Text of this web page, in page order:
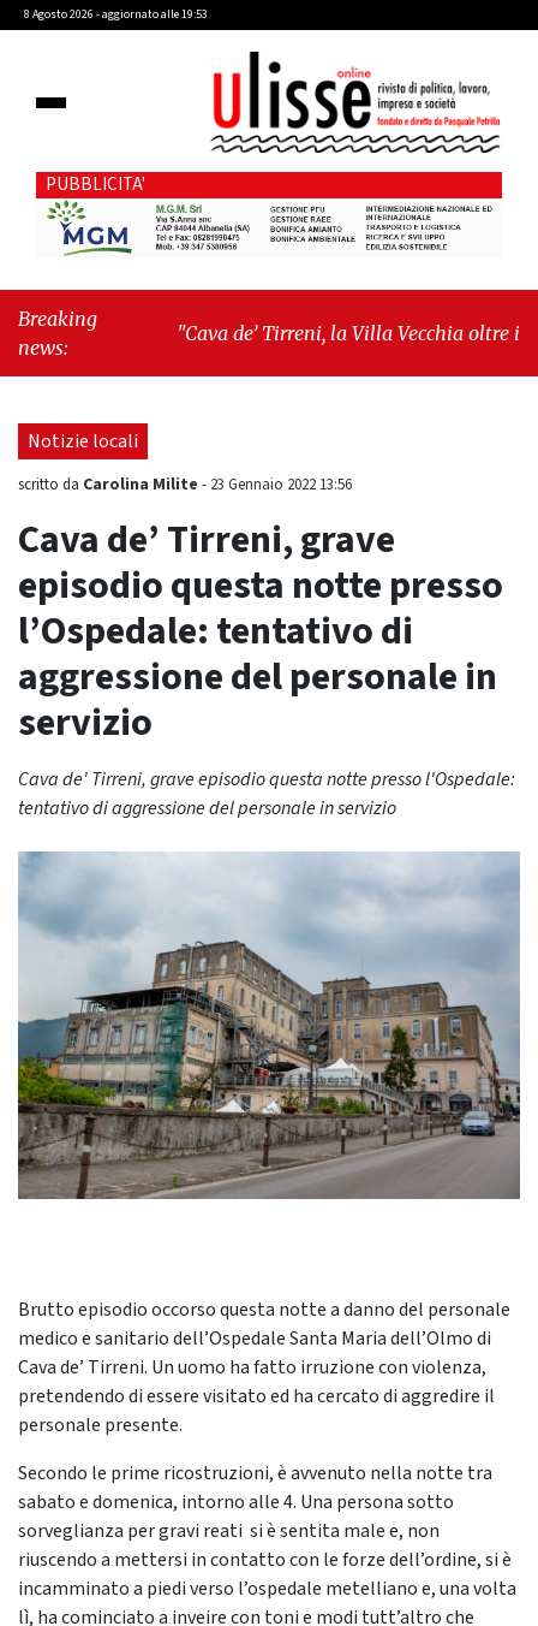
8 Agosto 2026 - aggiornato alle 19:53
PUBBLICITA'
Breaking
news:
"Cava de’ Tirreni, la Villa Vecchia oltre i vandali:
consiliare: “Serve chiarezza!”"
Notizie locali
scritto da Carolina Milite - 23 Gennaio 2022 13:56
Cava de’ Tirreni, grave
episodio questa notte presso
l’Ospedale: tentativo di
aggressione del personale in
servizio
Cava de' Tirreni, grave episodio questa notte presso l'Ospedale:
tentativo di aggressione del personale in servizio
Brutto episodio occorso questa notte a danno del personale
medico e sanitario dell’Ospedale Santa Maria dell’Olmo di
Cava de’ Tirreni. Un uomo ha fatto irruzione con violenza,
pretendendo di essere visitato ed ha cercato di aggredire il
personale presente.
Secondo le prime ricostruzioni, è avvenuto nella notte tra
sabato e domenica, intorno alle 4. Una persona sotto
sorveglianza per gravi reati si è sentita male e, non
riuscendo a mettersi in contatto con le forze dell’ordine, si è
incamminato a piedi verso l’ospedale metelliano e, una volta
lì, ha cominciato a inveirecon tonie modi tutt’altro che